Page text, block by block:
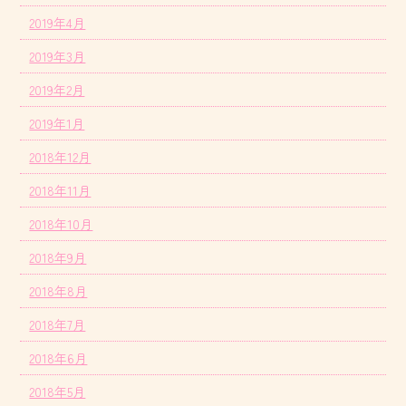
2019年4月
2019年3月
2019年2月
2019年1月
2018年12月
2018年11月
2018年10月
2018年9月
2018年8月
2018年7月
2018年6月
2018年5月